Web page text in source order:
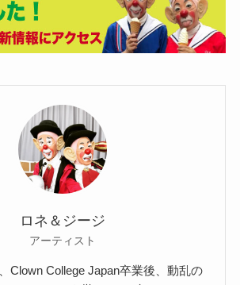
ロネ＆ジージ
アーティスト
Clown College Japan卒業後、動乱の